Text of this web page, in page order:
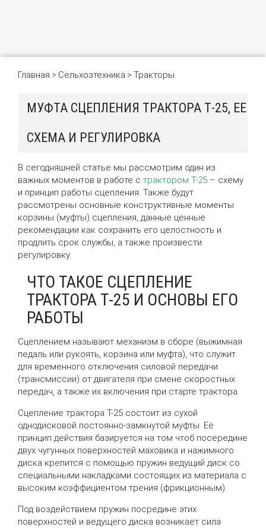
Главная > Сельхозтехника > Тракторы
МУФТА СЦЕПЛЕНИЯ ТРАКТОРА Т-25, ЕЕ
СХЕМА И РЕГУЛИРОВКА
В сегодняшней статье мы рассмотрим один из
важных моментов в работе с трактором Т-25 – схему
и принцип работы сцепления. Также будут
рассмотрены основные конструктивные моменты
корзины (муфты) сцепления, данные ценные
рекомендации как сохранить его целостность и
продлить срок службы, а также произвести
регулировку.
ЧТО ТАКОЕ СЦЕПЛЕНИЕ
ТРАКТОРА Т-25 И ОСНОВЫ ЕГО
РАБОТЫ
Сцеплением называют механизм в сборе (выжимная
педаль или рукоять, корзина или муфта), что служит
для временного отключения силовой передачи
(трансмиссии) от двигателя при смене скоростных
передач, а также их включения при старте трактора.
Сцепление трактора Т-25 состоит из сухой
однодисковой постоянно-замкнутой муфты. Её
принцип действия базируется на том чтоб посередине
двух чугунных поверхностей маховика и нажимного
диска крепится с помощью пружин ведущий диск со
специальными накладками состоящих из материала с
высоким коэффициентом трения (фрикционным).
Под воздействием пружин посредине этих
поверхностей и ведущего диска возникает сила